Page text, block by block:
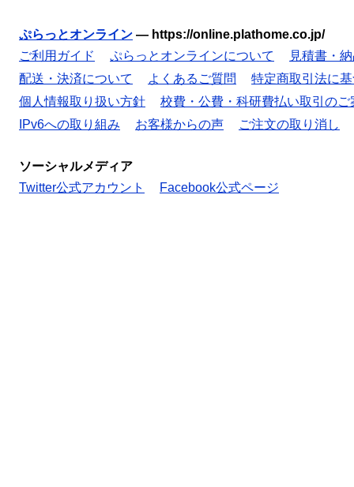
ぷらっとオンライン — https://online.plathome.co.jp/
ご利用ガイド
ぷらっとオンラインについて
見積書・
配送・決済について
よくあるご質問
特定商取引法に
個人情報取り扱い方針
校費・公費・科研費払い取引のご
IPv6への取り組み
お客様からの声 ご注文の取り消し
ソーシャルメディア
Twitter公式アカウント
Facebook公式ページ